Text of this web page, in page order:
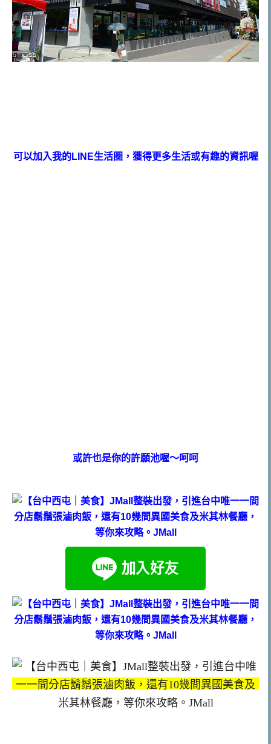
可以加入我的LINE生活圈，獲得更多生活或有趣的資訊喔
或許也是你的許願池喔～呵呵